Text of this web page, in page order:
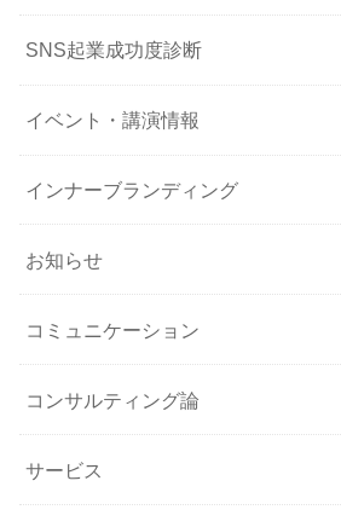
SNS起業成功度診断
イベント・講演情報
インナーブランディング
お知らせ
コミュニケーション
コンサルティング論
サービス